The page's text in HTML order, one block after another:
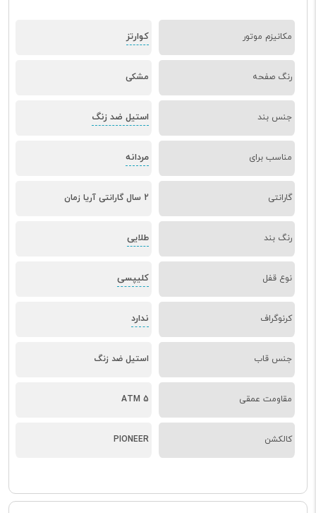
مکانیزم موتور کوارتز
رنگ صفحه مشکی
جنس بند استیل ضد زنگ
مناسب برای مردانه
گارانتی 2 سال گارانتی آریا زمان
رنگ بند طلایی
نوع قفل کلیپسی
کرنوگراف ندارد
جنس قاب استیل ضد زنگ
مقاومت عمقی 5 ATM
کالکشن PIONEER